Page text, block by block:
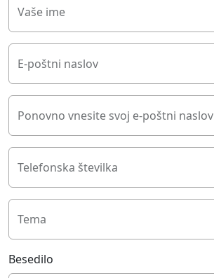
Vaše ime
E-poštni naslov
Ponovno vnesite svoj e-poštni naslov
Telefonska številka
Tema
Besedilo